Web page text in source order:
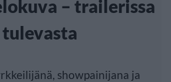
– trailerissa
showpainijana ja